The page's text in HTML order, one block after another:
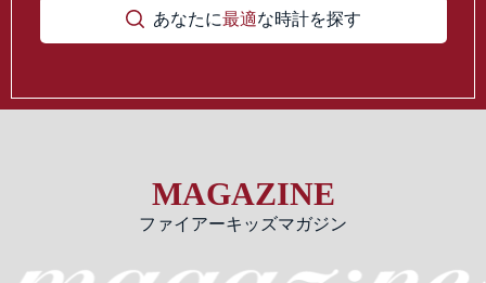
あなたに最適な時計を探す
MAGAZINE
ファイアーキッズマガジン